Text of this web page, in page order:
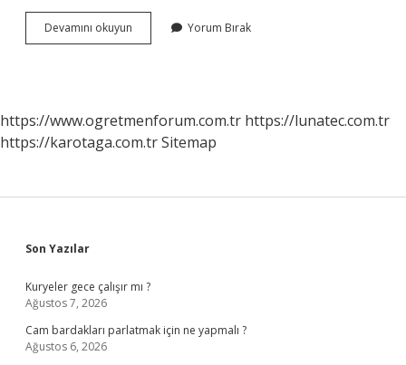
Devamını okuyun Karadut
Günde
Yorum Bırak
https://www.ogretmenforum.com.tr https://lunatec.com.tr
https://karotaga.com.trSitemap
Sidebar
Son Yazılar
Kuryeler gece çalışır mı ?
Ağustos 7, 2026
Cam bardakları parlatmak için ne yapmalı ?
Ağustos 6, 2026